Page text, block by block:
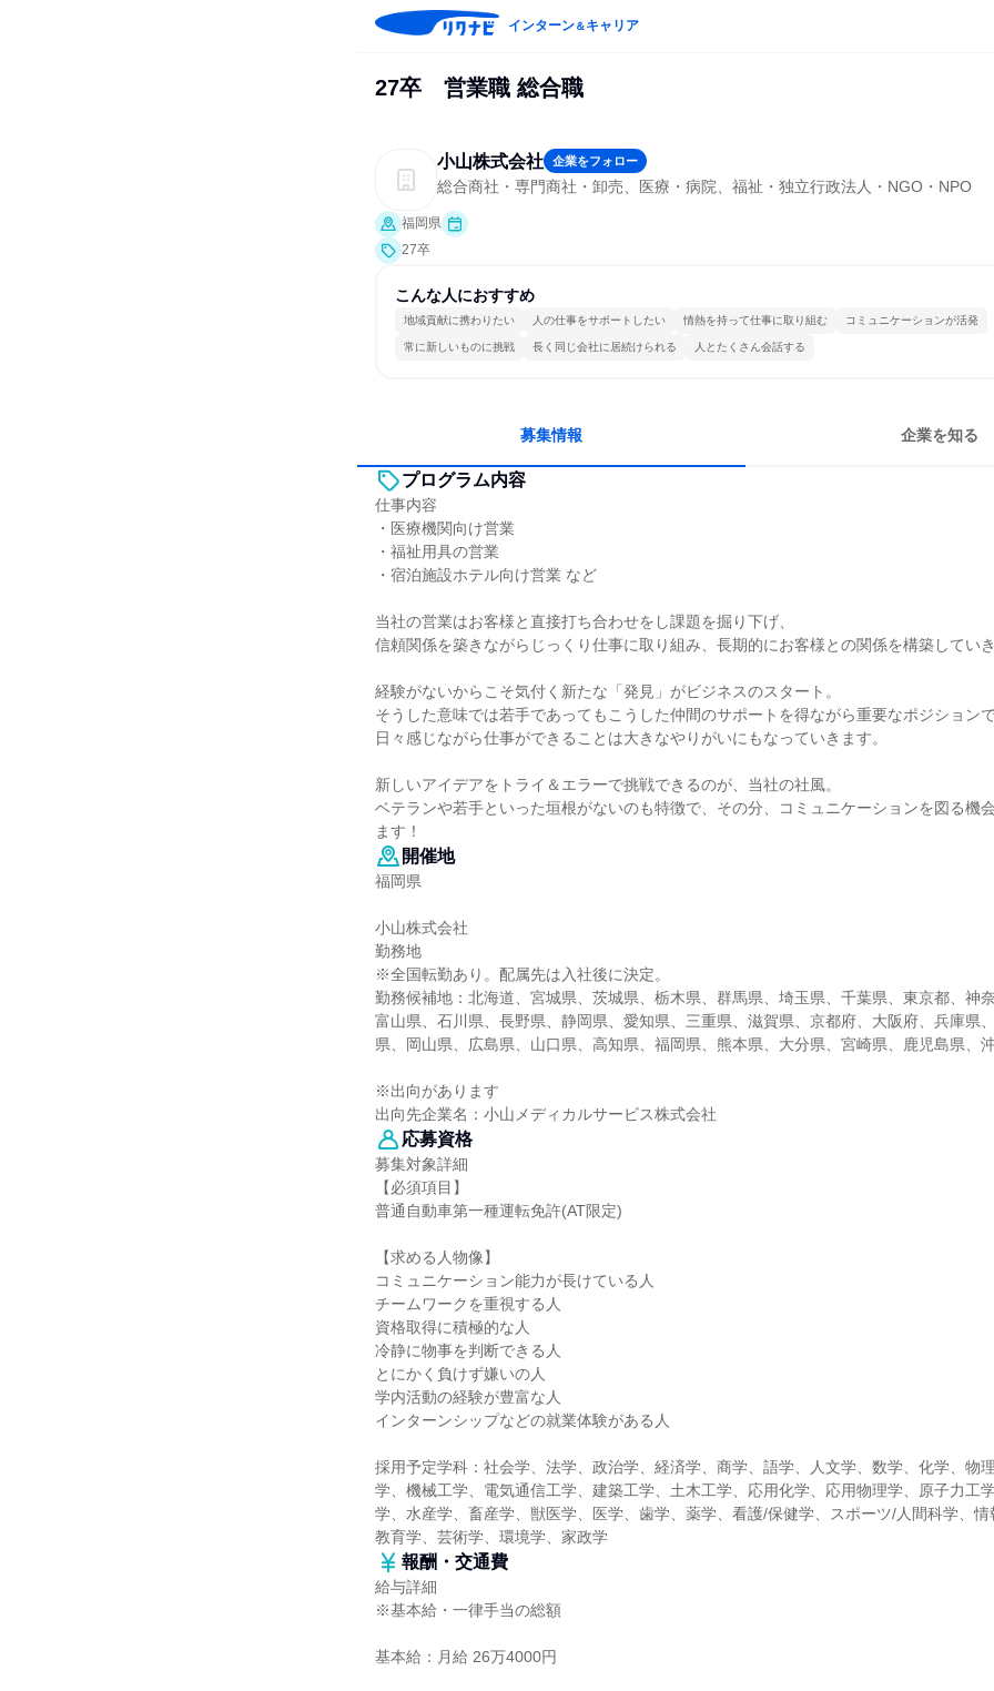
インターン＆キャリア
27卒 営業職 総合職
小山株式会社 企業をフォロー
総合商社・専門商社・卸売、医療・病院、福祉・独立行政法人・NGO・NPO
福岡県
27卒
こんな人におすすめ
地域貢献に携わりたい 人の仕事をサポートしたい 情熱を持って仕事に取り組む コミュニケーションが活発
常に新しいものに挑戦 長く同じ会社に居続けられる 人とたくさん会話する
募集情報 企業を知る
プログラム内容
仕事内容
・医療機関向け営業
・福祉用具の営業
・宿泊施設ホテル向け営業 など
当社の営業はお客様と直接打ち合わせをし課題を掘り下げ、
信頼関係を築きながらじっくり仕事に取り組み、長期的にお客様との関係を構築していき
経験がないからこそ気付く新たな「発見」がビジネスのスタート。
そうした意味では若手であってもこうした仲間のサポートを得ながら重要なポジション
日々感じながら仕事ができることは大きなやりがいにもなっていきます。
新しいアイデアをトライ＆エラーで挑戦できるのが、当社の社風。
ベテランや若手といった垣根がないのも特徴で、その分、コミュニケーションを図る機
ます！
開催地
福岡県
小山株式会社
勤務地
※全国転勤あり。配属先は入社後に決定。
勤務候補地：北海道、宮城県、茨城県、栃木県、群馬県、埼玉県、千葉県、東京都、神奈
富山県、石川県、長野県、静岡県、愛知県、三重県、滋賀県、京都府、大阪府、兵庫県
県、岡山県、広島県、山口県、高知県、福岡県、熊本県、大分県、宮崎県、鹿児島県、
※出向があります
出向先企業名：小山メディカルサービス株式会社
応募資格
募集対象詳細
【必須項目】
普通自動車第一種運転免許(AT限定)
【求める人物像】
コミュニケーション能力が長けている人
チームワークを重視する人
資格取得に積極的な人
冷静に物事を判断できる人
とにかく負けず嫌いの人
学内活動の経験が豊富な人
インターンシップなどの就業体験がある人
採用予定学科：社会学、法学、政治学、経済学、商学、語学、人文学、数学、化学、物
学、機械工学、電気通信工学、建築工学、土木工学、応用化学、応用物理学、原子力工
学、水産学、畜産学、獣医学、医学、歯学、薬学、看護/保健学、スポーツ/人間科学、情
教育学、芸術学、環境学、家政学
報酬・交通費
給与詳細
※基本給・一律手当の総額
基本給：月給 26万4000円